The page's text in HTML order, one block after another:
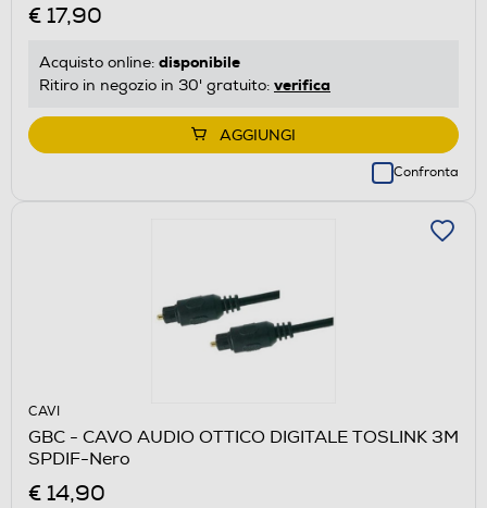
€ 17,90
Acquisto online: disponibile
Ritiro in negozio in 30' gratuito: verifica
AGGIUNGI
Confronta
CAVI
GBC - CAVO AUDIO OTTICO DIGITALE TOSLINK 3M
SPDIF-Nero
€ 14,90